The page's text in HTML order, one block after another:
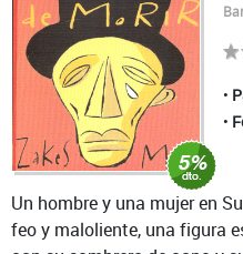
Un hombre y una mujer en
feo y maloliente, una figura